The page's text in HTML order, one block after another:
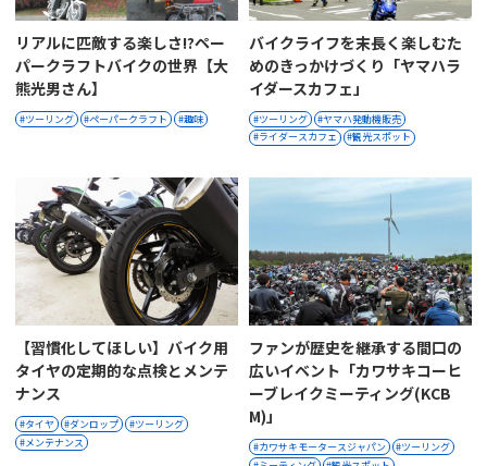
リアルに匹敵する楽しさ!?ペー
パークラフトバイクの世界【大
熊光男さん】
ツーリング ペーパークラフト 趣味
バイクライフを末長く楽しむた
めのきっかけづくり「ヤマハラ
イダースカフェ」
ツーリング
ヤマハ発動機販売
ライダースカフェ
観光スポット
【習慣化してほしい】バイク用
タイヤの定期的な点検とメンテ
ナンス
タイヤ ダンロップ
ツーリング
メンテナンス
ファンが歴史を継承する間口の
広いイベント「カワサキコーヒ
ーブレイクミーティング(KCB
M)」
カワサキモータースジャパン
ツーリング